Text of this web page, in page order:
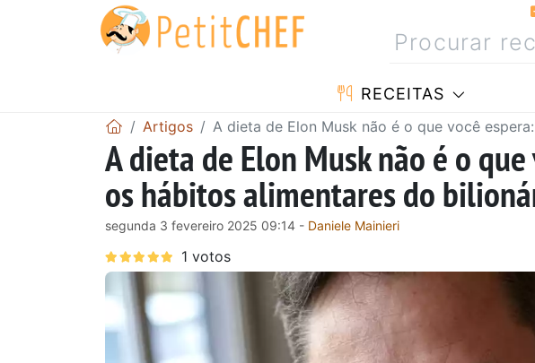
RECEITAS
Artigos A dieta de Elon Musk não é o que você
A dieta de Elon Musk não é o
os hábitos alimentares do
segunda 3 fevereiro 2025 09:14 - Daniele Mainieri